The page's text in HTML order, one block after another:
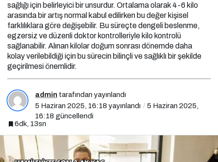
sağlığı için belirleyici bir unsurdur. Ortalama olarak 4-6 kilo
arasında bir artış normal kabul edilirken bu değer kişisel
farklılıklara göre değişebilir. Bu süreçte dengeli beslenme,
egzersiz ve düzenli doktor kontrolleriyle kilo kontrolü
sağlanabilir. Alınan kilolar doğum sonrası dönemde daha
kolay verilebildiği için bu sürecin bilinçli ve sağlıklı bir şekilde
geçirilmesi önemlidir.
admin tarafından yayınlandı
5 Haziran 2025, 16:18 yayınlandı
5 Haziran 2025,
16:18 güncellendi
6dk, 13sn